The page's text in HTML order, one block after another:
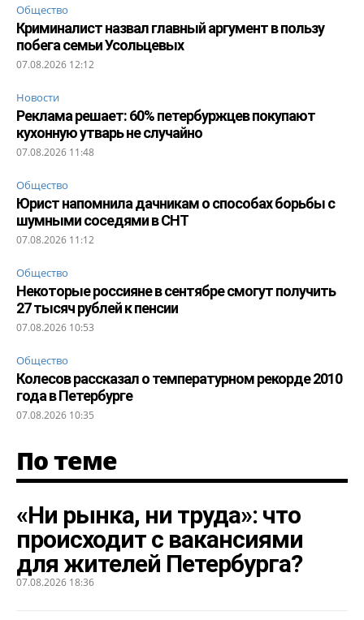
Общество
Криминалист назвал главный аргумент в пользу
побега семьи Усольцевых
07.08.2026 12:12
Новости
Реклама решает: 60% петербуржцев покупают
кухонную утварь не случайно
07.08.2026 11:48
Общество
Юрист напомнила дачникам о способах борьбы с
шумными соседями в СНТ
07.08.2026 11:12
Общество
Некоторые россияне в сентябре смогут получить
27 тысяч рублей к пенсии
07.08.2026 10:53
Общество
Колесов рассказал о температурном рекорде 2010
года в Петербурге
07.08.2026 10:35
По теме
«Ни рынка, ни труда»: что
происходит с вакансиями
для жителей Петербурга?
07.08.2026 18:36